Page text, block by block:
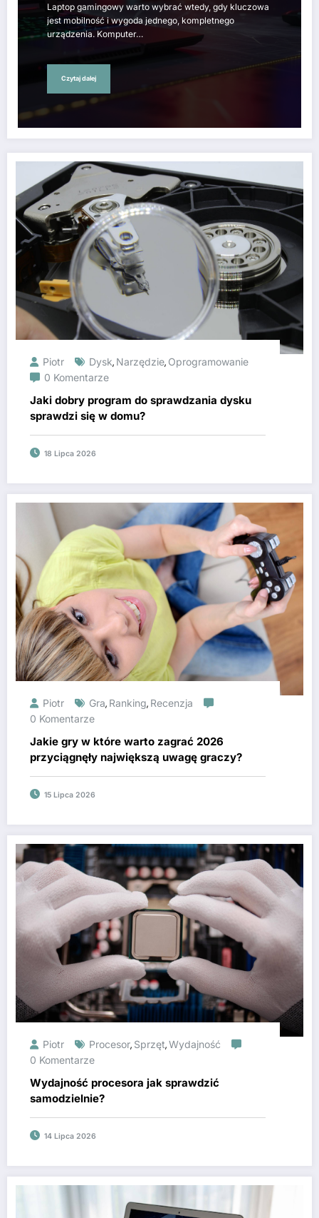
Laptop gamingowy warto wybrać wtedy, gdy kluczowa
jest mobilność i wygoda jednego, kompletnego
urządzenia. Komputer…
Czytaj dalej
Piotr Dysk, Narzędzie, Oprogramowanie
0 Komentarze
Jaki dobry program do sprawdzania dysku
sprawdzi się w domu?
18 Lipca 2026
Piotr Gra, Ranking, Recenzja
0 Komentarze
Jakie gry w które warto zagrać 2026
przyciągnęły największą uwagę graczy?
15 Lipca 2026
Piotr Procesor, Sprzęt,Wydajność
0 Komentarze
Wydajność procesora jak sprawdzić
samodzielnie?
14 Lipca 2026